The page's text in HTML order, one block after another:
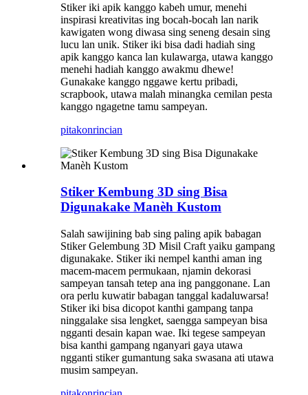
Stiker iki apik kanggo kabeh umur, menehi
inspirasi kreativitas ing bocah-bocah lan narik
kawigaten wong diwasa sing seneng desain sing
lucu lan unik. Stiker iki bisa dadi hadiah sing
apik kanggo kanca lan kulawarga, utawa kanggo
menehi hadiah kanggo awakmu dhewe!
Gunakake kanggo nggawe kertu pribadi,
scrapbook, utawa malah minangka cemilan pesta
kanggo ngagetne tamu sampeyan.
pitakonrincian
Stiker Kembung 3D sing Bisa
Digunakake Manèh Kustom
Salah sawijining bab sing paling apik babagan
Stiker Gelembung 3D Misil Craft yaiku gampang
digunakake. Stiker iki nempel kanthi aman ing
macem-macem permukaan, njamin dekorasi
sampeyan tansah tetep ana ing panggonane. Lan
ora perlu kuwatir babagan tanggal kadaluwarsa!
Stiker iki bisa dicopot kanthi gampang tanpa
ninggalake sisa lengket, saengga sampeyan bisa
ngganti desain kapan wae. Iki tegese sampeyan
bisa kanthi gampang nganyari gaya utawa
ngganti stiker gumantung saka swasana ati utawa
musim sampeyan.